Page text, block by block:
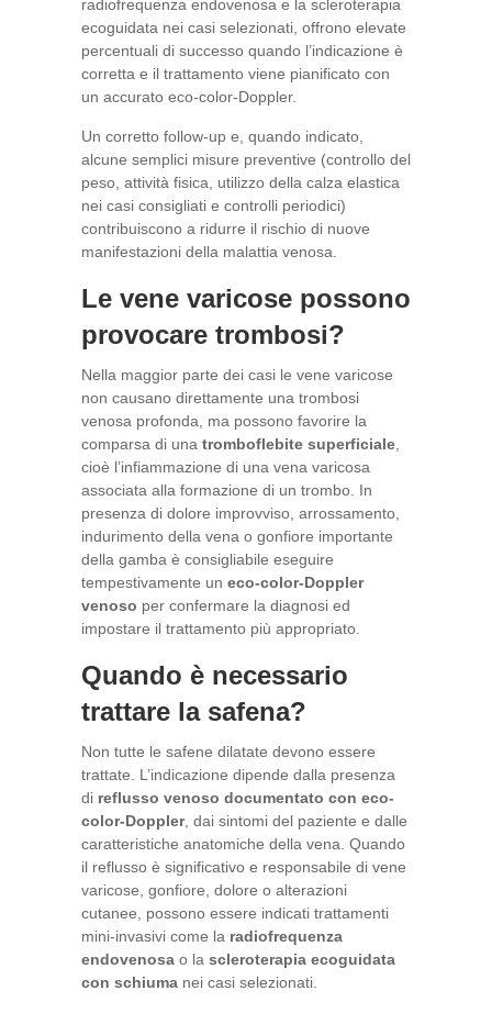
radiofrequenza endovenosa e la scleroterapia
ecoguidata nei casi selezionati, offrono elevate
percentuali di successo quando l’indicazione è
corretta e il trattamento viene pianificato con
un accurato eco-color-Doppler.
Un corretto follow-up e, quando indicato,
alcune semplici misure preventive (controllo del
peso, attività fisica, utilizzo della calza elastica
nei casi consigliati e controlli periodici)
contribuiscono a ridurre il rischio di nuove
manifestazioni della malattia venosa.
Le vene varicose possono
provocare trombosi?
Nella maggior parte dei casi le vene varicose
non causano direttamente una trombosi
venosa profonda, ma possono favorire la
comparsa di una tromboflebite superficiale,
cioè l’infiammazione di una vena varicosa
associata alla formazione di un trombo. In
presenza di dolore improvviso, arrossamento,
indurimento della vena o gonfiore importante
della gamba è consigliabile eseguire
tempestivamente un eco-color-Doppler
venoso per confermare la diagnosi ed
impostare il trattamento più appropriato.
Quando è necessario
trattare la safena?
Non tutte le safene dilatate devono essere
trattate. L’indicazione dipende dalla presenza
di reflusso venoso documentato con eco-
color-Doppler, dai sintomi del paziente e dalle
caratteristiche anatomiche della vena. Quando
il reflusso è significativo e responsabile di vene
varicose, gonfiore, dolore o alterazioni
cutanee, possono essere indicati trattamenti
mini-invasivi come la radiofrequenza
endovenosa o la scleroterapia ecoguidata
con schiuma nei casi selezionati.